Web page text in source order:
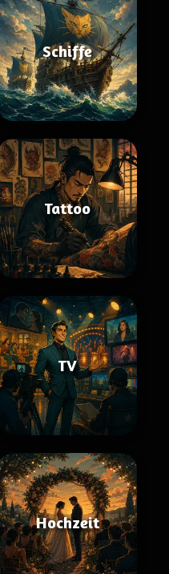
Schiffe
Tattoo
TV
Hochzeit